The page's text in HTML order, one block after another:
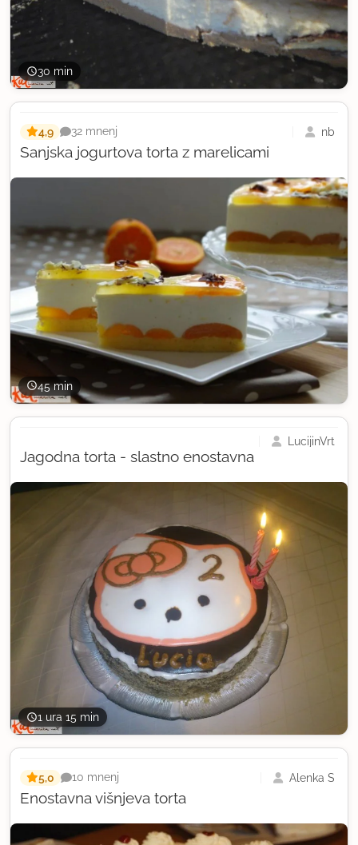
30 min
45 min
Sanjska jogurtova torta z marelicami
4,9 32 mnenj nb
1 ura 15 min
Jagodna torta - slastno enostavna
LucijinVrt
Enostavna višnjeva torta
5,0 10 mnenj Alenka Š